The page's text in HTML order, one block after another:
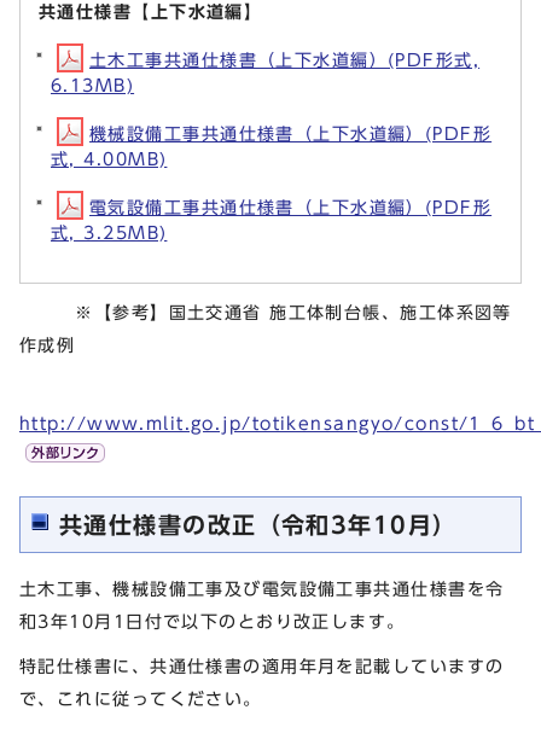
共通仕様書【上下水道編】
土木工事共通仕様書（上下水道編）(PDF形式,
6.13MB)
機械設備工事共通仕様書（上下水道編）(PDF形
式, 4.00MB)
電気設備工事共通仕様書（上下水道編）(PDF形
式, 3.25MB)
※【参考】国土交通省 施工体制台帳、施工体系図等
作成例
http://www.mlit.go.jp/totikensangyo/const/
共通仕様書の改正（令和3年10月）
土木工事、機械設備工事及び電気設備工事共通仕様書を令
和3年10月1日付で以下のとおり改正します。
特記仕様書に、共通仕様書の適用年月を記載していますの
で、これに従ってください。